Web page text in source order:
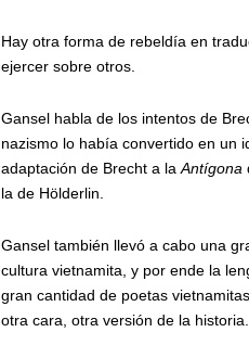
Hay otra forma de rebeldía en
ejercer sobre otros.
Gansel habla de los intentos de
nazismo lo había convertido en un
adaptación de Brecht a la Antígona
la de Hölderlin.
Gansel también llevó a cabo una
cultura vietnamita, y por ende la
gran cantidad de poetas
otra cara, otra versión de la historia.